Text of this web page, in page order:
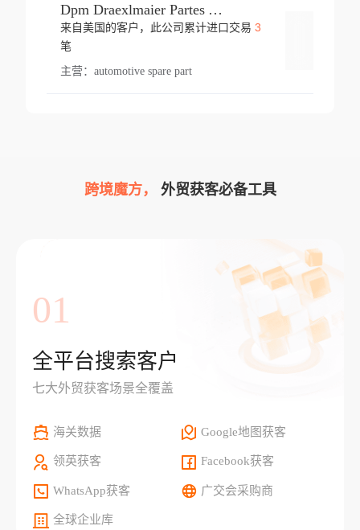
Dpm Draexlmaier Partes Automotrices Corr Ind Huejotzingo
来自美国的客户，此公司累计进口交易 3
笔
主营： automotive spare part
跨境魔方， 外贸获客必备工具
01
全平台搜索客户
七大外贸获客场景全覆盖
海关数据 Google地图获客
领英获客 Facebook获客
WhatsApp获客 广交会采购商
全球企业库